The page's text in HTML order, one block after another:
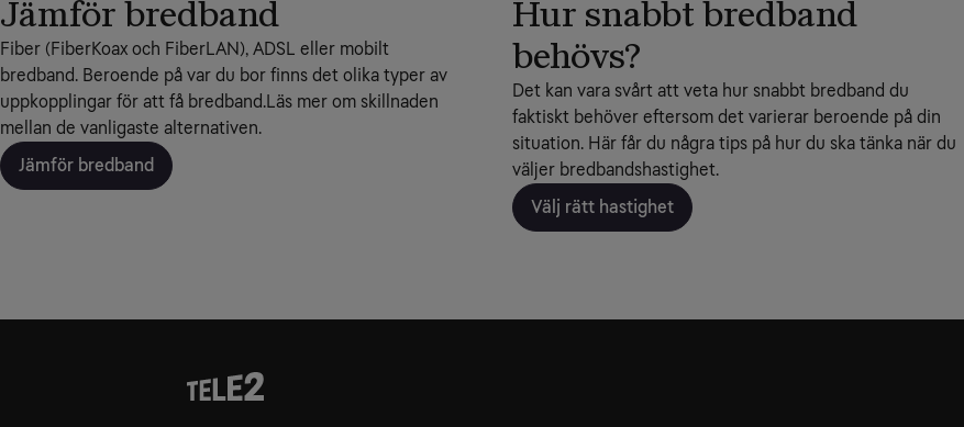
Jämför bredband
Fiber (FiberKoax och FiberLAN), ADSL eller mobilt
bredband. Beroende på var du bor finns det olika typer av
uppkopplingar för att få bredband.Läs mer om skillnaden
mellan de vanligaste alternativen.
Jämför bredband
Hur snabbt bredband
behövs?
Det kan vara svårt att veta hur snabbt bredband du
faktiskt behöver eftersom det varierar beroende på din
situation. Här får du några tips på hur du ska tänka när du
väljer bredbandshastighet.
Välj rätt hastighet